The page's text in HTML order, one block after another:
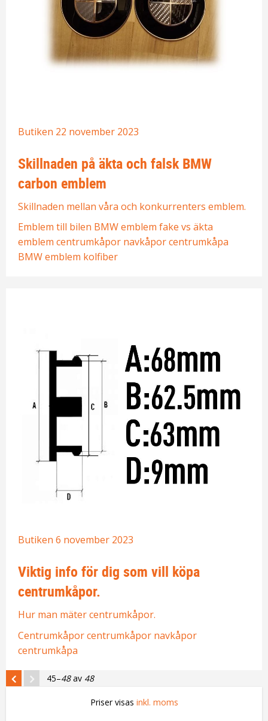
Butiken 22 november 2023
Skillnaden på äkta och falsk BMW
carbon emblem
Skillnaden mellan våra och konkurrenters emblem.
Emblem till bilen BMW emblem fake vs äkta
emblem centrumkåpor navkåporcentrumkåpa
BMW emblem kolfiber
Butiken 6 november 2023
Viktig info för dig som vill köpa
centrumkåpor.
Hur man mäter centrumkåpor.
Centrumkåporcentrumkåpor navkåpor
centrumkåpa
45–48av 48
Priser visas inkl. moms